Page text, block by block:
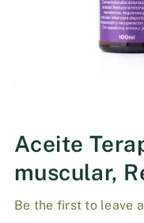
Aceite
muscular,
Be the first to leave